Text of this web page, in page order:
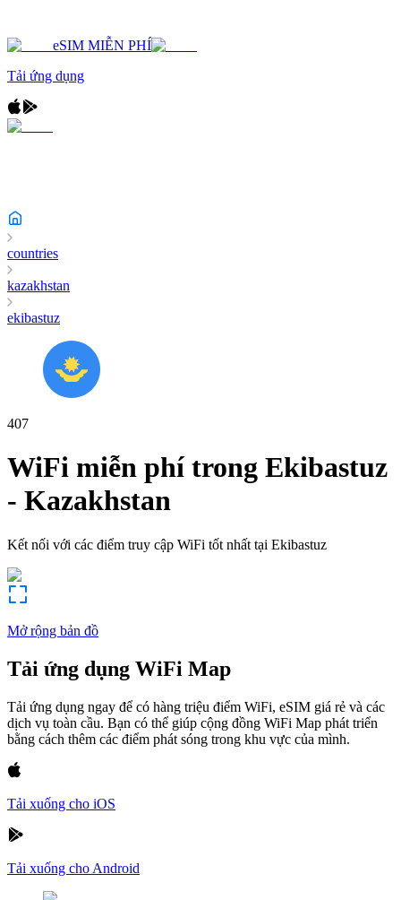
eSIM MIỄN PHÍ
Tải ứng dụng
countries
kazakhstan
ekibastuz
407
WiFi miễn phí trong Ekibastuz
- Kazakhstan
Kết nối với các điểm truy cập WiFi tốt nhất tại Ekibastuz
Mở rộng bản đồ
Tải ứng dụng WiFi Map
Tải ứng dụng ngay để có hàng triệu điểm WiFi, eSIM giá rẻ và các
dịch vụ toàn cầu. Bạn có thể giúp cộng đồng WiFi Map phát triển
bằng cách thêm các điểm phát sóng trong khu vực của mình.
Tải xuống cho iOS
Tải xuống cho Android